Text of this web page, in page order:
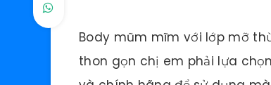
Body mũm mĩm với lớp mỡ
thon gọn chị em phải lựa